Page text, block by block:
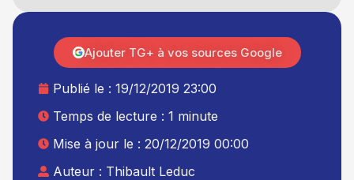
Publié le : 19/12/2019 23:00
Temps de lecture : 1 minute
Mise à jour le : 20/12/2019 00:00
Auteur : Thibault Leduc
Ajouter TG+ à vos sources Google